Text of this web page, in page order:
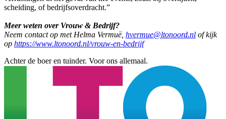
scheiding, of bedrijfsoverdracht.”
Meer weten over Vrouw & Bedrijf?
Neem contact op met Helma Vermuë, hvermue@ltonoord.nl of kijk
op https://www.ltonoord.nl/vrouw-en-bedrijf
Achter de boer en tuinder. Voor ons allemaal.